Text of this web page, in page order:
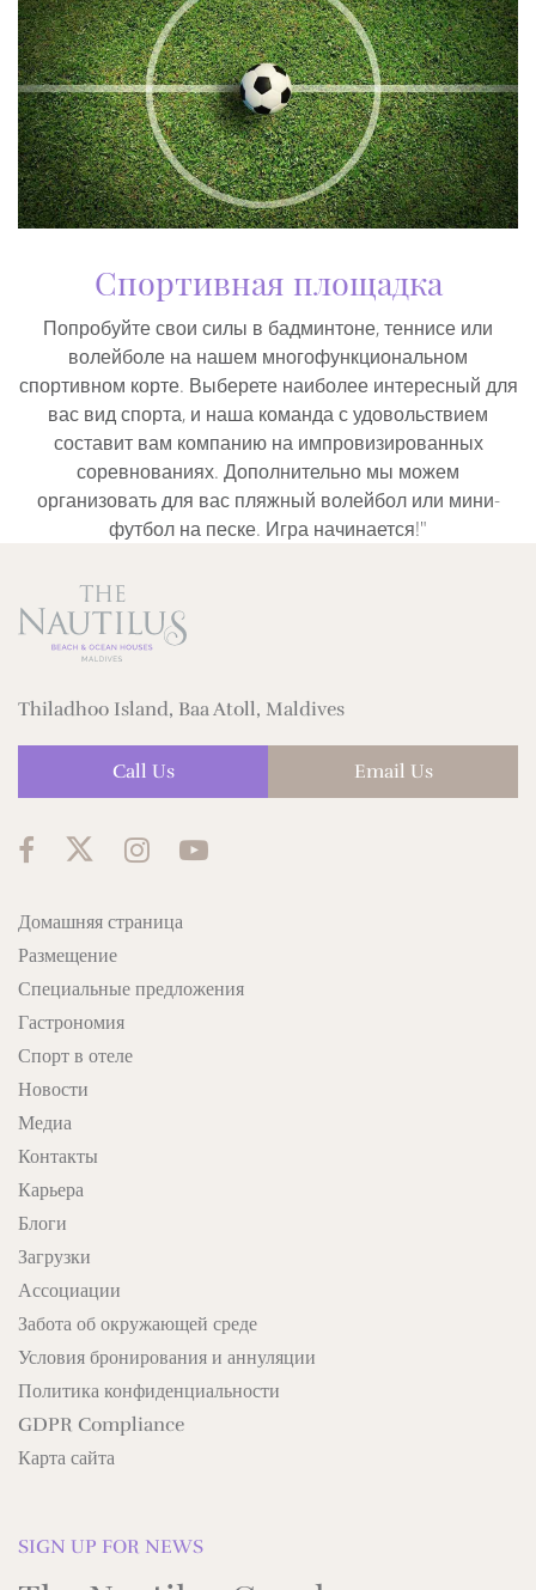
Спортивная площадка
Попробуйте свои силы в бадминтоне, теннисе или
волейболе на нашем многофункциональном
спортивном корте. Выберете наиболее интересный для
вас вид спорта, и наша команда с удовольствием
составит вам компанию на импровизированных
соревнованиях. Дополнительно мы можем
организовать для вас пляжный волейбол или мини-
футбол на песке. Игра начинается!"
Thiladhoo Island, Baa Atoll, Maldives
Email Us
Call Us
Домашняя страница
Размещение
Специальные предложения
Гастрономия
Спорт в отеле
Новости
Медиа
Контакты
Карьера
Блоги
Загрузки
Ассоциации
Забота об окружающей среде
Условия бронирования и аннуляции
Политика конфиденциальности
GDPR Compliance
Карта сайта
SIGN UP FOR NEWS